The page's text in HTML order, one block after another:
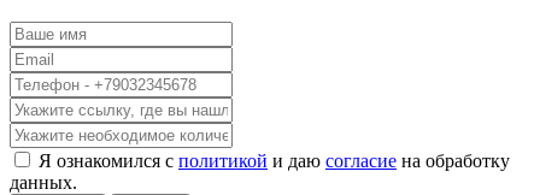
Я ознакомился с политикой и даю согласие на обработку
данных.